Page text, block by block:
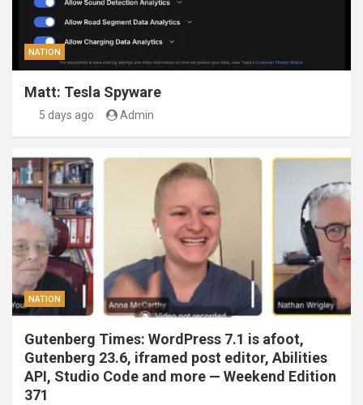
NATION
Matt: Tesla Spyware
5 days ago Admin
NATION
Gutenberg Times: WordPress 7.1 is afoot,
Gutenberg 23.6, iframed post editor, Abilities
API, Studio Code and more — Weekend Edition
371